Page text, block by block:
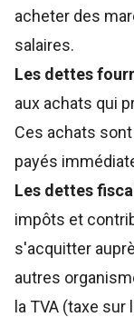
acheter des
salaires.
Les dettes
aux achats qui
Ces achats
payés
Les dettes
impôts et
s'acquitter
autres
la TVA (taxe